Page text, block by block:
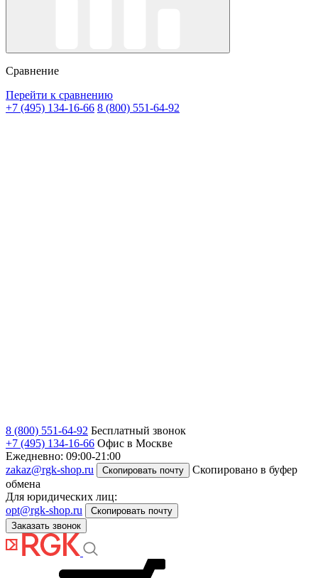
Сравнение
Перейти к сравнению
+7 (495) 134-16-66 8 (800) 551-64-92
8 (800) 551-64-92 Бесплатный звонок
+7 (495) 134-16-66 Офис в Москве
Ежедневно: 09:00-21:00
zakaz@rgk-shop.ru
Скопировать почту
Скопировано в буфер
обмена
Для юридических лиц:
opt@rgk-shop.ru
Скопировать почту
Заказать звонок